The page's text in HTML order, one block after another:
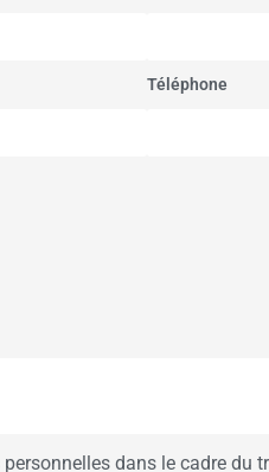
Téléphone
dans le cadre du